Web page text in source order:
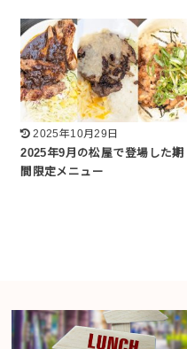
2025年10月29日
2025年9月の松屋で登場した期
間限定メニュー